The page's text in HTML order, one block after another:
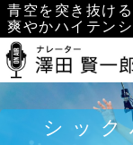
Skip
to
content
青空を突き抜ける
爽やかハイテン
シッ